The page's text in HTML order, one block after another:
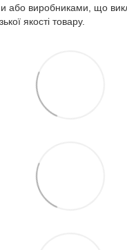
або виробниками, що
якості товару.